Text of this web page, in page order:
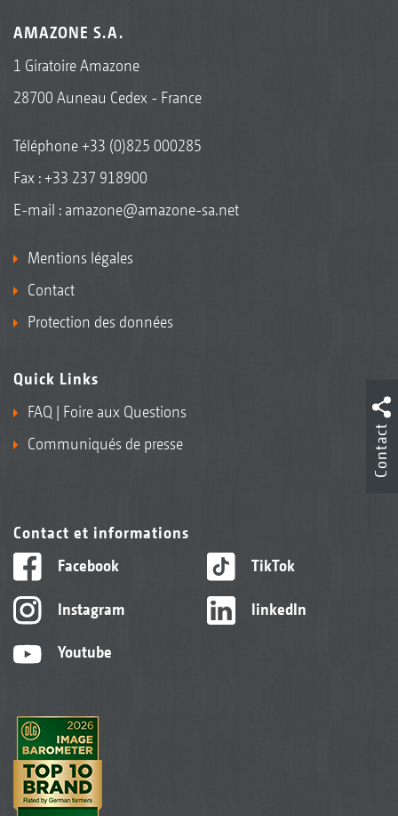
AMAZONE S.A.
1 Giratoire Amazone
28700 Auneau Cedex - France
Téléphone+33 (0)825 000285
Fax : +33 237 918900
E-mail : amazone@amazone-sa.net
Mentions légales
Contact
Protection des données
Quick Links
FAQ | Foire aux Questions
Communiqués de presse
Contact et informations
Facebook
Instagram
Youtube
TikTok
linkedIn
Contact